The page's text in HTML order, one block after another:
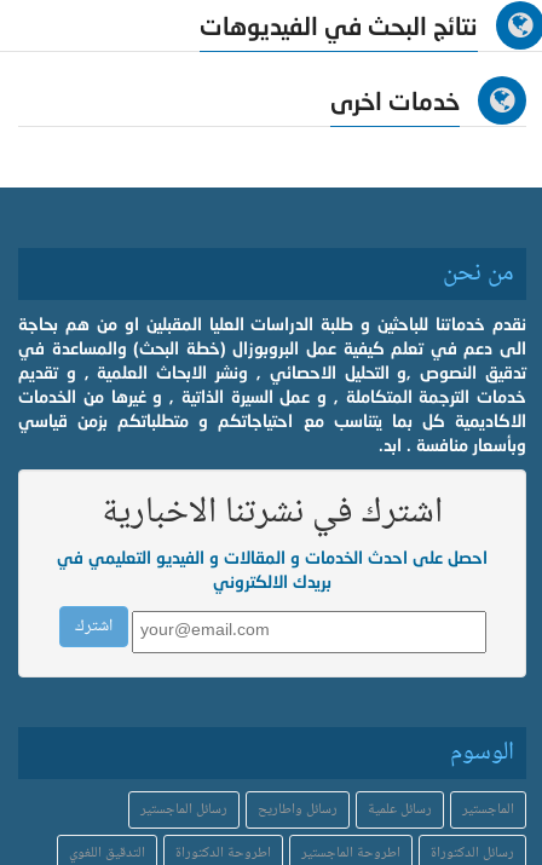
نتائج البحث في الفيديوهات
خدمات اخرى
من نحن
نقدم خدماتنا للباحثين و طلبة الدراسات العليا المقبلين او من هم بحاجة
الى دعم في تعلم كيفية عمل البروبوزال (خطة البحث) والمساعدة في
تدقيق النصوص ,و التحليل الاحصائي , ونشر الابحاث العلمية , و تقديم
خدمات الترجمة المتكاملة , و عمل السيرة الذاتية , و غيرها من الخدمات
الاكاديمية كل بما يتناسب مع احتياجاتكم و متطلباتكم بزمن قياسي
وبأسعار منافسة . ابد.
اشترك في نشرتنا الاخبارية
احصل على احدث الخدمات و المقالات و الفيديو التعليمي في
بريدك الالكتروني
الوسوم
الماجستير رسائل علمية رسائل واطاريح
رسائل الماجستير
رسائل الدكتوراة
اطروحة الماجستير اطروحة الدكتوراة
التدقيق اللغوي